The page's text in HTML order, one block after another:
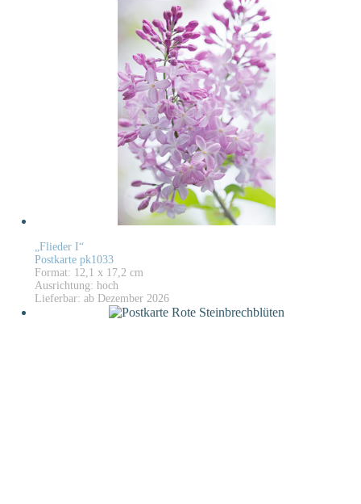
„Flieder I“
Postkarte pk1033
Format: 12,1 x 17,2 cm
Ausrichtung: hoch
Lieferbar: ab Dezember 2026